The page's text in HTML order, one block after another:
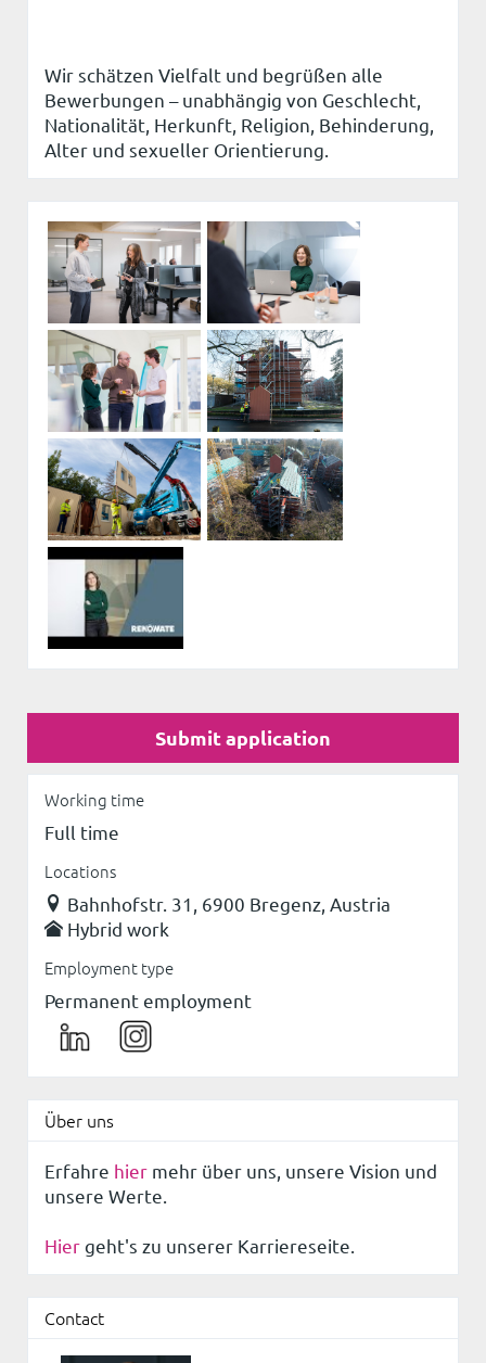
Wir schätzen Vielfalt und begrüßen alle
Bewerbungen – unabhängig von Geschlecht,
Nationalität, Herkunft, Religion, Behinderung,
Alter und sexueller Orientierung.
Submit application
Working time
Full time
Locations
Bahnhofstr. 31, 6900 Bregenz, Austria
Hybrid work
Employment type
Permanent employment
Über uns
Erfahre hier mehr über uns, unsere Vision und
unsere Werte.
Hiergeht's zu unserer Karriereseite.
Contact